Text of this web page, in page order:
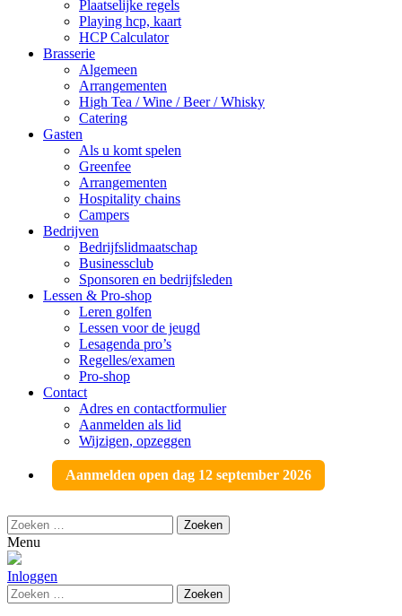
Plaatselijke regels
Playing hcp, kaart
HCP Calculator
Brasserie
Algemeen
Arrangementen
High Tea / Wine / Beer / Whisky
Catering
Gasten
Als u komt spelen
Greenfee
Arrangementen
Hospitality chains
Campers
Bedrijven
Bedrijfslidmaatschap
Businessclub
Sponsoren en bedrijfsleden
Lessen & Pro-shop
Leren golfen
Lessen voor de jeugd
Lesagenda pro’s
Regelles/examen
Pro-shop
Contact
Adres en contactformulier
Aanmelden als lid
Wijzigen, opzeggen
Aanmelden open dag 12 september 2026
Zoeken
naar:
Menu
Inloggen
Zoeken
naar: